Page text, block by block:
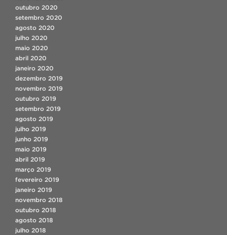
outubro 2020
setembro 2020
agosto 2020
julho 2020
maio 2020
abril 2020
janeiro 2020
dezembro 2019
novembro 2019
outubro 2019
setembro 2019
agosto 2019
julho 2019
junho 2019
maio 2019
abril 2019
março 2019
fevereiro 2019
janeiro 2019
novembro 2018
outubro 2018
agosto 2018
julho 2018